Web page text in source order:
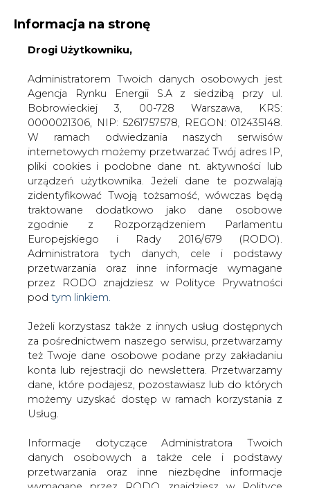
KONTAKT:
WYDAWCA PORTALU:
WYSOKI KONTRAST WIELKOŚĆ TEKSTU A A
ZALOGUJ SIĘ
WŁĄCZ CIRE.TV
Informacja na stronę
Drogi Użytkowniku,
Administratorem Twoich danych osobowych jest
Agencja Rynku Energii S.A z siedzibą przy ul.
Bobrowieckiej 3, 00-728 Warszawa, KRS:
0000021306, NIP: 5261757578, REGON: 012435148.
W ramach odwiedzania naszych serwisów
internetowych możemy przetwarzać Twój adres IP,
pliki cookies i podobne dane nt. aktywności lub
urządzeń użytkownika. Jeżeli dane te pozwalają
zidentyfikować Twoją tożsamość, wówczas będą
traktowane dodatkowo jako dane osobowe
zgodnie z Rozporządzeniem Parlamentu
Europejskiego i Rady 2016/679 (RODO).
Administratora tych danych, cele i podstawy
przetwarzania oraz inne informacje wymagane
przez RODO znajdziesz w Polityce Prywatności
pod tym linkiem.
Jeżeli korzystasz także z innych usług dostępnych
za pośrednictwem naszego serwisu, przetwarzamy
też Twoje dane osobowe podane przy zakładaniu
konta lub rejestracji do newslettera. Przetwarzamy
dane, które podajesz, pozostawiasz lub do których
możemy uzyskać dostęp w ramach korzystania z
Usług.
Informacje dotyczące Administratora Twoich
danych osobowych a także cele i podstawy
przetwarzania oraz inne niezbędne informacje
Strona główna TRANSPORT
Mija rok z nowym
systemem poboru opłat eTOLL
Redakcja
drukuj
skomentuj
udostępnij